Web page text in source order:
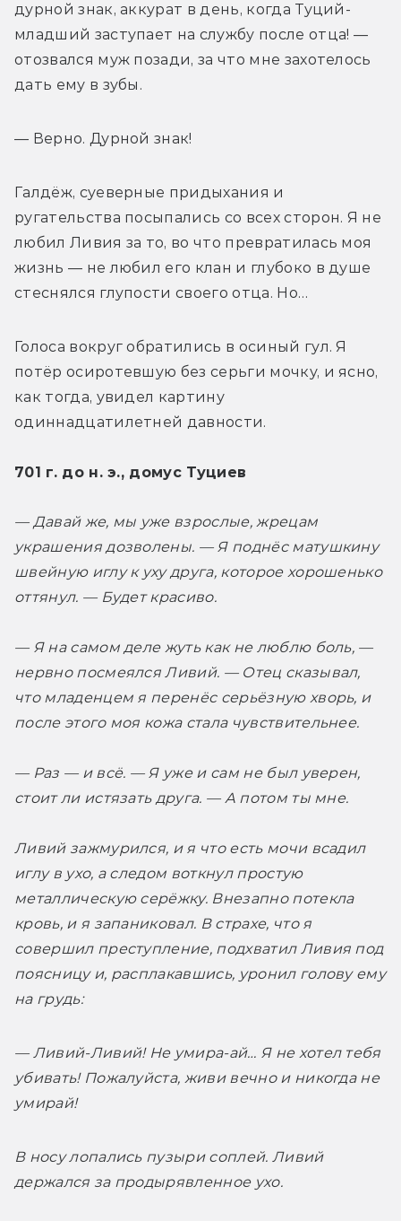
дурной знак, аккурат в день, когда Туций-
младший заступает на службу после отца! —
отозвался муж позади, за что мне захотелось
дать ему в зубы.
— Верно. Дурной знак!
Галдёж, суеверные придыхания и
ругательства посыпались со всех сторон. Я не
любил Ливия за то, во что превратилась моя
жизнь — не любил его клан и глубоко в душе
стеснялся глупости своего отца. Но…
Голоса вокруг обратились в осиный гул. Я
потёр осиротевшую без серьги мочку, и ясно,
как тогда, увидел картину
одиннадцатилетней давности.
701 г. до н. э., домус Туциев
— Давай же, мы уже взрослые, жрецам
украшения дозволены. — Я поднёс матушкину
швейную иглу к уху друга, которое хорошенько
оттянул. — Будет красиво.
— Я на самом деле жуть как не люблю боль, —
нервно посмеялся Ливий. — Отец сказывал,
что младенцем я перенёс серьёзную хворь, и
после этого моя кожа стала чувствительнее.
— Раз — и всё. — Я уже и сам не был уверен,
стоит ли истязать друга. — А потом ты мне.
Ливий зажмурился, и я что есть мочи всадил
иглу в ухо, а следом воткнул простую
металлическую серёжку. Внезапно потекла
кровь, и я запаниковал. В страхе, что я
совершил преступление, подхватил Ливия под
поясницу и, расплакавшись, уронил голову ему
на грудь:
— Ливий-Ливий! Не умира-ай… Я не хотел тебя
убивать! Пожалуйста, живи вечно и никогда не
умирай!
В носу лопались пузыри соплей. Ливий
держался за продырявленное ухо.